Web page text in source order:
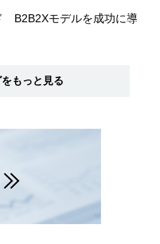
B2B2Xモデルを成功に導
もっと見る